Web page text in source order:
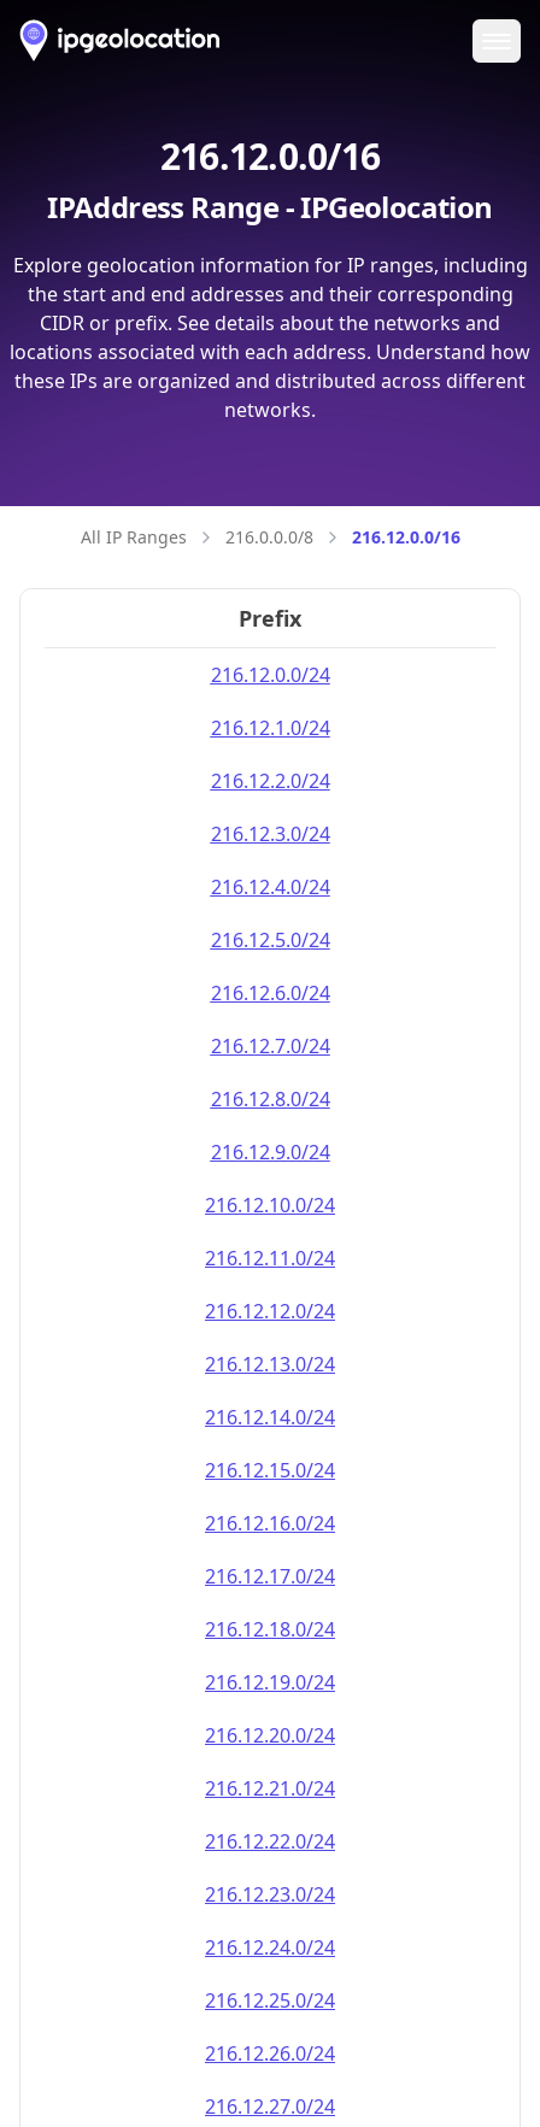
216.12.0.0/16
IPAddress Range - IPGeolocation
Explore geolocation information for IP ranges, including
the start and end addresses and their corresponding
CIDR or prefix. See details about the networks and
locations associated with each address. Understand how
these IPs are organized and distributed across different
networks.
All IP Ranges 216.0.0.0/8 216.12.0.0/16
Prefix
216.12.0.0/24
216.12.1.0/24
216.12.2.0/24
216.12.3.0/24
216.12.4.0/24
216.12.5.0/24
216.12.6.0/24
216.12.7.0/24
216.12.8.0/24
216.12.9.0/24
216.12.10.0/24
216.12.11.0/24
216.12.12.0/24
216.12.13.0/24
216.12.14.0/24
216.12.15.0/24
216.12.16.0/24
216.12.17.0/24
216.12.18.0/24
216.12.19.0/24
216.12.20.0/24
216.12.21.0/24
216.12.22.0/24
216.12.23.0/24
216.12.24.0/24
216.12.25.0/24
216.12.26.0/24
216.12.27.0/24